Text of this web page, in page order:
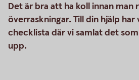
Det är bra att ha koll innan man
överraskningar. Till din hjälp
checklista där vi samlat det
upp.